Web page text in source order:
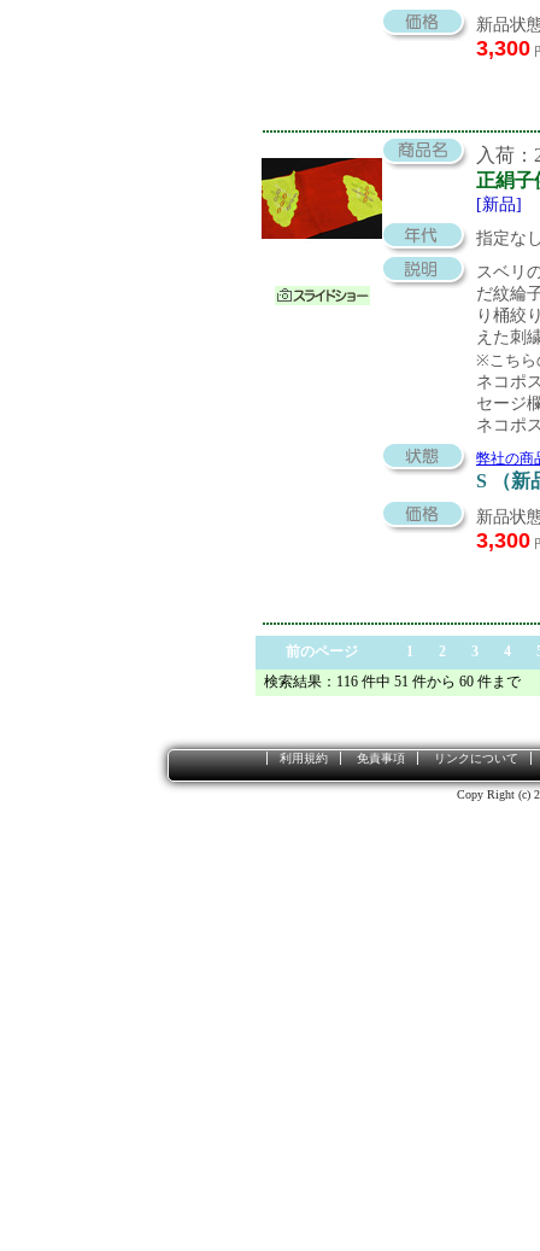
新品状
3,300
入荷：
正絹子
[新品]
指定な
スベリ
だ紋綸
り桶絞
えた刺
※こちら
ネコポ
セージ
ネコポ
弊社の商
S （新
新品状
3,300
前のページ 1 2 3 4
検索結果：116 件中 51 件から 60 件まで
利用規約 免責事項 リンクについて
Copy Right (c)